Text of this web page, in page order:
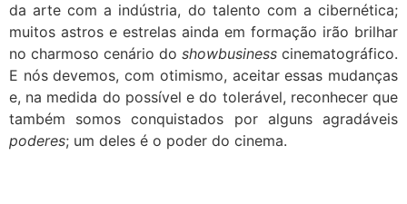
da arte com a indústria, do talento com a cibernética;
muitos astros e estrelas ainda em formação irão brilhar
no charmoso cenário do showbusiness cinematográfico.
E nós devemos, com otimismo, aceitar essas mudanças
e, na medida do possível e do tolerável, reconhecer que
também somos conquistados por alguns agradáveis
poderes; um deles é o poder do cinema.